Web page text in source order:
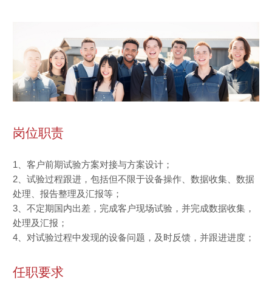
岗位职责
1、客户前期试验方案对接与方案设计；
2、试验过程跟进，包括但不限于设备操作、数据收集、数据
处理、报告整理及汇报等；
3、不定期国内出差，完成客户现场试验，并完成数据收集，
处理及汇报；
4、对试验过程中发现的设备问题，及时反馈，并跟进进度；
任职要求
姓名 *
公司 *